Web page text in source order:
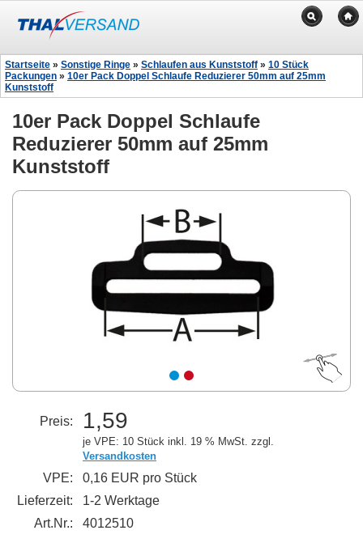
Startseite » Sonstige Ringe » Schlaufen aus Kunststoff » 10 Stück
Packungen » 10er Pack Doppel Schlaufe Reduzierer 50mm auf 25mm
Kunststoff
10er Pack Doppel Schlaufe
Reduzierer 50mm auf 25mm
Kunststoff
Preis: 1,59
je VPE: 10 Stück inkl. 19 % MwSt. zzgl.
Versandkosten
VPE:
0,16 EUR pro Stück
Lieferzeit:
1-2 Werktage
Art.Nr.:
4012510